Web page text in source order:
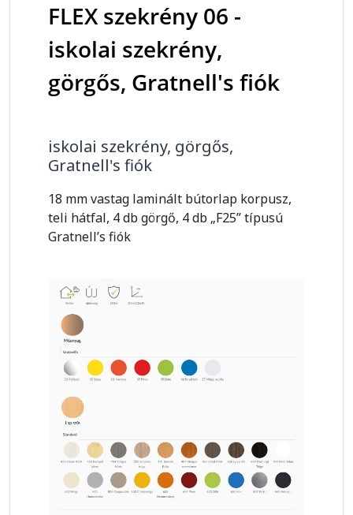
FLEX szekrény 06 -
iskolai szekrény,
görgős, Gratnell's fiók
iskolai szekrény, görgős,
Gratnell's fiók
18 mm vastag laminált bútorlap korpusz,
teli hátfal, 4 db görgő, 4 db „F25” típusú
Gratnell’s fiók